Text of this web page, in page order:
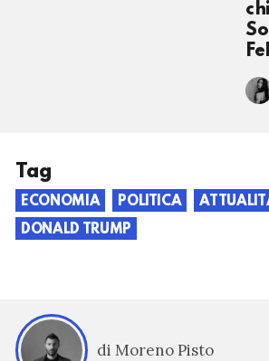
Tag
ECONOMIA POLITICA
DONALD TRUMP
di Moreno Pisto